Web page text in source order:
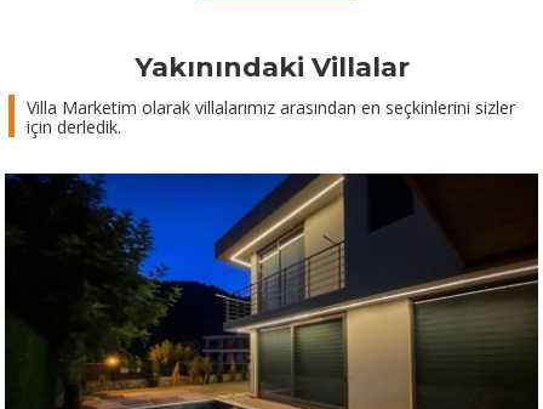
Yakınındaki Villalar
Villa Marketim olarak villalarımız arasından en seçkinlerini sizler
için derledik.